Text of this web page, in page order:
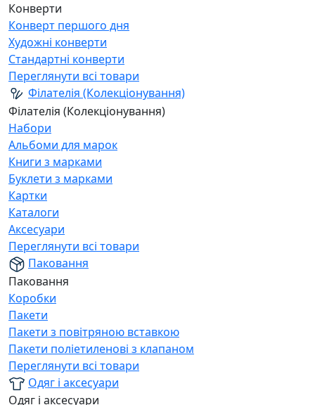
Конверти
Конверт першого дня
Художні конверти
Стандартні конверти
Переглянути всі товари
Філателія (Колекціонування)
Філателія (Колекціонування)
Набори
Альбоми для марок
Книги з марками
Буклети з марками
Картки
Каталоги
Аксесуари
Переглянути всі товари
Паковання
Паковання
Коробки
Пакети
Пакети з повітряною вставкою
Пакети поліетиленові з клапаном
Переглянути всі товари
Одяг і аксесуари
Одяг і аксесуари